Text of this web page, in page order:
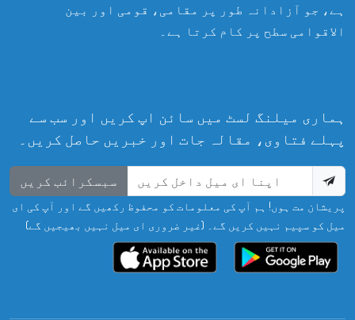
ہے، جو آزادانہ طور پر مقامی، قومی اور بین
الاقوامی سطح پر کام کرتا ہے۔
ہماری میلنگ لسٹ میں سائن اپ کریں اور سب سے
پہلے فتاوی، مقالہ جات اور خبریں حاصل کریں۔
سبسکرائب کریں
پریشان مت ہوں! ہم آپ کی معلومات کو محفوظ رکھیں گے اور آپ کی ای
میل کو سپیم نہیں کریں گے۔ (غیر ضروری ای میل نہیں بھیجیں گے)